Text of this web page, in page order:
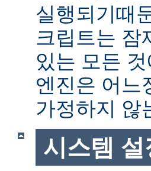
실행되기때
크립트는 잠
있는 모든
엔진은 어느
가정하지 않
시스템